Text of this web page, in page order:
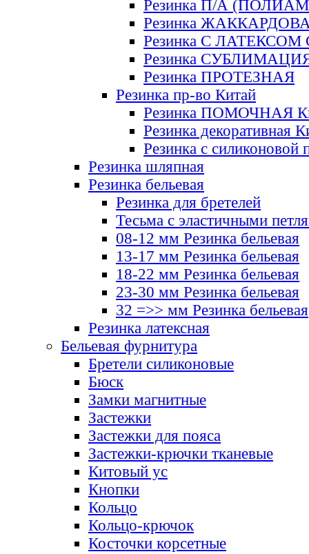
Резинка П/А
Резинка
Резинка С ЛАТЕКСОМ
Резинка
Резинка ПРОТЕЗНАЯ
Резинка пр-во Китай
Резинка ПОМОЧНАЯ
Резинка декоративная
Резинка с силиконовой
Резинка шляпная
Резинка бельевая
Резинка для бретелей
Тесьма с эластичными
08-12 мм Резинка бельевая
13-17 мм Резинка бельевая
18-22 мм Резинка бельевая
23-30 мм Резинка бельевая
32 =>> мм Резинка бельевая
Резинка латексная
Бельевая фурнитура
Бретели силиконовые
Бюск
Замки магнитные
Застежки
Застежки для пояса
Застежки-крючки тканевые
Китовый ус
Кнопки
Кольцо
Кольцо-крючок
Косточки корсетные